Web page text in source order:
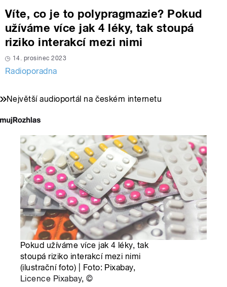
Víte, co je to polypragmazie? Pokud
užíváme více jak 4 léky, tak stoupá
riziko interakcí mezi nimi
14. prosinec 2023
Radioporadna
Největší audioportál na českém internetu
Pokud užíváme více jak 4 léky, tak
stoupá riziko interakcí mezi nimi
(ilustrační foto) | Foto: Pixabay,
Licence Pixabay,©